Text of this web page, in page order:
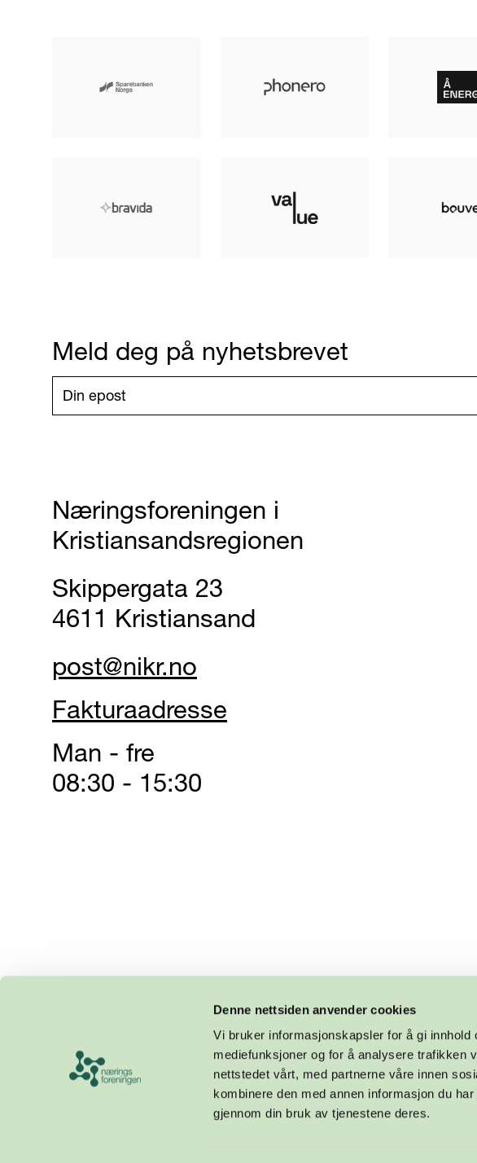
Denne nettsiden anvender cookies
Vi bruker informasjonskapsler for å gi
mediefunksjoner og for å analysere trafikken
nettstedet vårt, med partnerne våre innen
kombinere den med annen informasjon du
gjennom din bruk av tjenestene deres.
Meld deg på nyhetsbrevet
Næringsforeningen i
Kristiansandsregionen
Skippergata 23
4611 Kristiansand
post@nikr.no
Fakturaadresse
Man - fre
08:30 - 15:30